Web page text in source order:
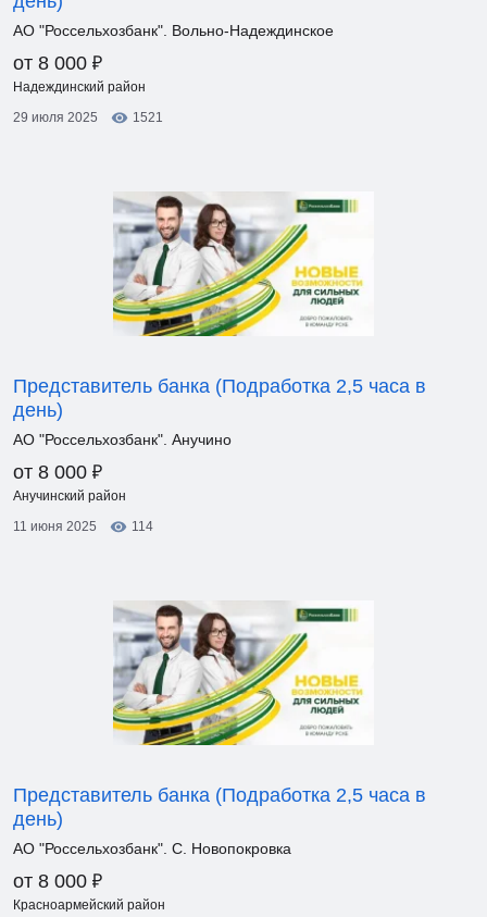
АО "Россельхозбанк". Вольно-Надеждинское
от 8 000 ₽
Надеждинский район
29 июля 2025
1521
Представитель банка (Подработка 2,5 часа в
день)
АО "Россельхозбанк". Анучино
от 8 000 ₽
Анучинский район
11 июня 2025
114
Представитель банка (Подработка 2,5 часа в
день)
АО "Россельхозбанк". С. Новопокровка
от 8 000 ₽
Красноармейский район